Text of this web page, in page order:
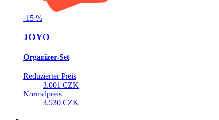
-15 %
JOYO
Organizer-Set
Reduzierter Preis
3.001 CZK
Normalpreis
3.530 CZK